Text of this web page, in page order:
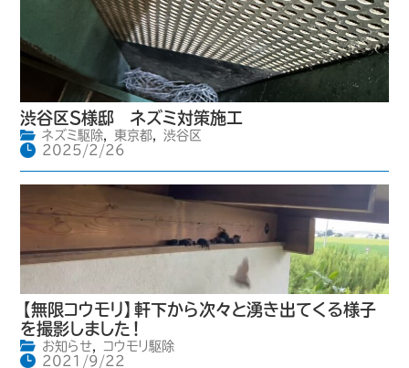
渋谷区S様邸 ネズミ対策施工
ネズミ駆除, 東京都,
渋谷区
2025/2/26
【無限コウモリ】軒下から次々と湧き出てくる様子
を撮影しました！
お知らせ,
コウモリ駆除
2021/9/22